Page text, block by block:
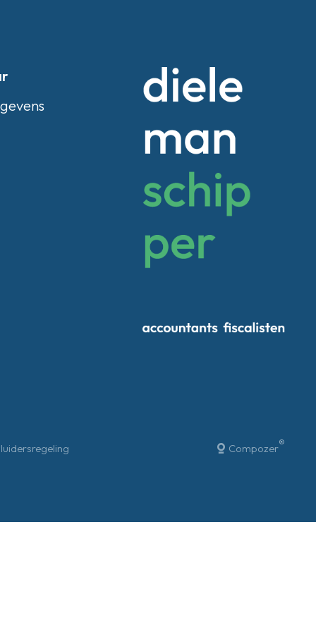
Compozer®